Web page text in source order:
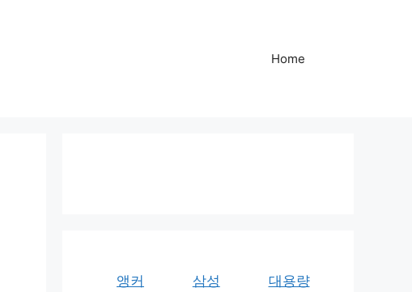
Home
앵커
삼성
대용량